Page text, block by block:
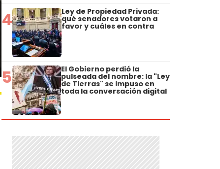
4 Ley de Propiedad Privada:
qué senadores votaron a
favor y cuáles en contra
5 El Gobierno perdió la
pulseada del nombre: la "Ley
de Tierras" se impuso en
toda la conversación digital